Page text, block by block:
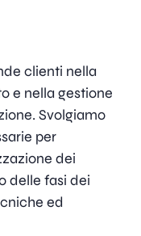
clienti nella
e nella gestione
Svolgiamo
per
dei
delle fasi dei
ed